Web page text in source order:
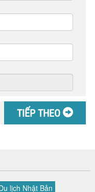
TIẾP THEO
lịch Nhật Bản